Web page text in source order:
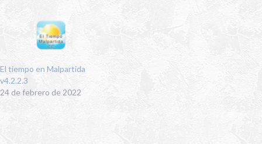
El tiempo en Malpartida
v4.2.2.3
24 de febrero de 2022